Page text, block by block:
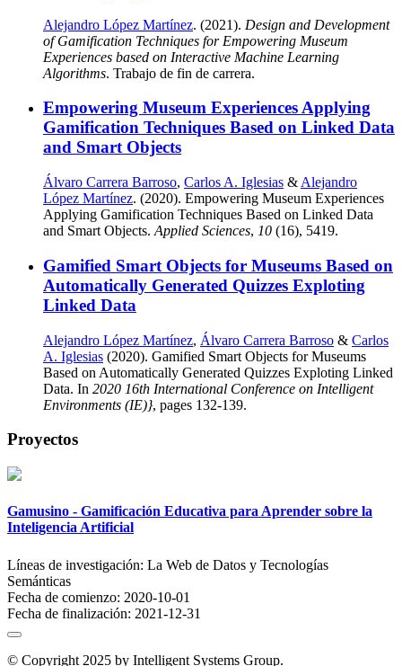
Alejandro López Martínez. (2021). Design and Development
of Gamification Techniques for Empowering Museum
Experiences based on Interactive Machine Learning
Algorithms. Trabajo de fin de carrera.
Empowering Museum Experiences Applying
Gamification Techniques Based on Linked Data
and Smart Objects
Álvaro Carrera Barroso, Carlos A. Iglesias & Alejandro
López Martínez. (2020). Empowering Museum Experiences
Applying Gamification Techniques Based on Linked Data
and Smart Objects. Applied Sciences, 10 (16), 5419.
Gamified Smart Objects for Museums Based on
Automatically Generated Quizzes Exploting
Linked Data
Alejandro López Martínez, Álvaro Carrera Barroso & Carlos
A. Iglesias (2020). Gamified Smart Objects for Museums
Based on Automatically Generated Quizzes Exploting Linked
Data. In 2020 16th International Conference on Intelligent
Environments (IE)}, pages 132-139.
Proyectos
Gamusino - Gamificación Educativa para Aprender sobre la
Inteligencia Artificial
Líneas de investigación: La Web de Datos y Tecnologías
Semánticas
Fecha de comienzo: 2020-10-01
Fecha de finalización: 2021-12-31
© Copyright 2025 by Intelligent Systems Group.